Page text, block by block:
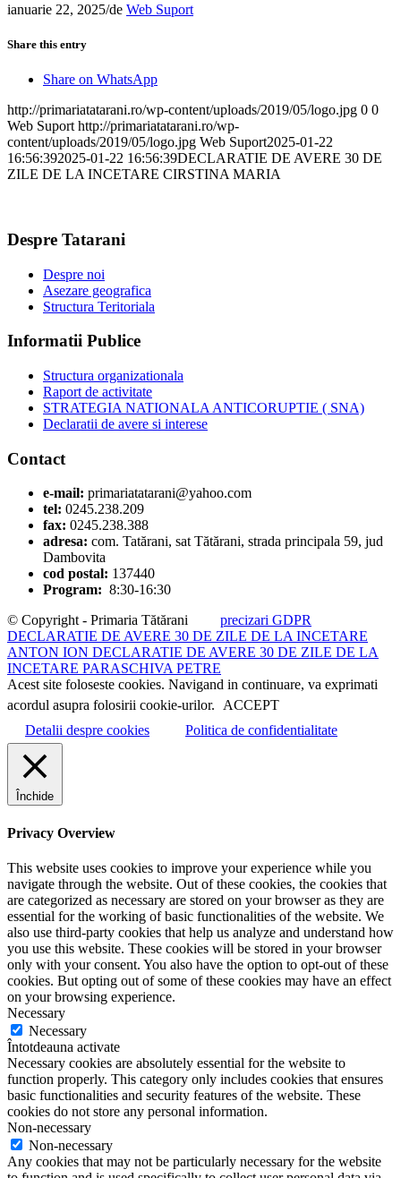
ianuarie 22, 2025/de Web Suport
Share this entry
Share on WhatsApp
http://primariatatarani.ro/wp-content/uploads/2019/05/logo.jpg 0 0
Web Suport http://primariatatarani.ro/wp-
content/uploads/2019/05/logo.jpg Web Suport2025-01-22
16:56:392025-01-22 16:56:39DECLARATIE DE AVERE 30 DE
ZILE DE LA INCETARE CIRSTINA MARIA
Despre Tatarani
Despre noi
Asezare geografica
Structura Teritoriala
Informatii Publice
Structura organizationala
Raport de activitate
STRATEGIA NATIONALA ANTICORUPTIE ( SNA)
Declaratii de avere si interese
Contact
e-mail: primariatatarani@yahoo.com
tel: 0245.238.209
fax: 0245.238.388
adresa: com. Tatărani, sat Tătărani, strada principala 59, jud
Dambovita
cod postal: 137440
Program: 8:30-16:30
© Copyright - Primaria Tătărani precizari GDPR
DECLARATIE DE AVERE 30 DE ZILE DE LA INCETARE
ANTON ION DECLARATIE DE AVERE 30 DE ZILE DE LA
INCETARE PARASCHIVA PETRE
Acest site foloseste cookies. Navigand in continuare, va exprimati
acordul asupra folosirii cookie-urilor. ACCEPT
Detalii despre cookies
Politica de confidentialitate
Închide
Privacy Overview
This website uses cookies to improve your experience while you
navigate through the website. Out of these cookies, the cookies that
are categorized as necessary are stored on your browser as they are
essential for the working of basic functionalities of the website. We
also use third-party cookies that help us analyze and understand how
you use this website. These cookies will be stored in your browser
only with your consent. You also have the option to opt-out of these
cookies. But opting out of some of these cookies may have an effect
on your browsing experience.
Necessary
Necessary
Întotdeauna activate
Necessary cookies are absolutely essential for the website to
function properly. This category only includes cookies that ensures
basic functionalities and security features of the website. These
cookies do not store any personal information.
Non-necessary
Non-necessary
Any cookies that may not be particularly necessary for the website